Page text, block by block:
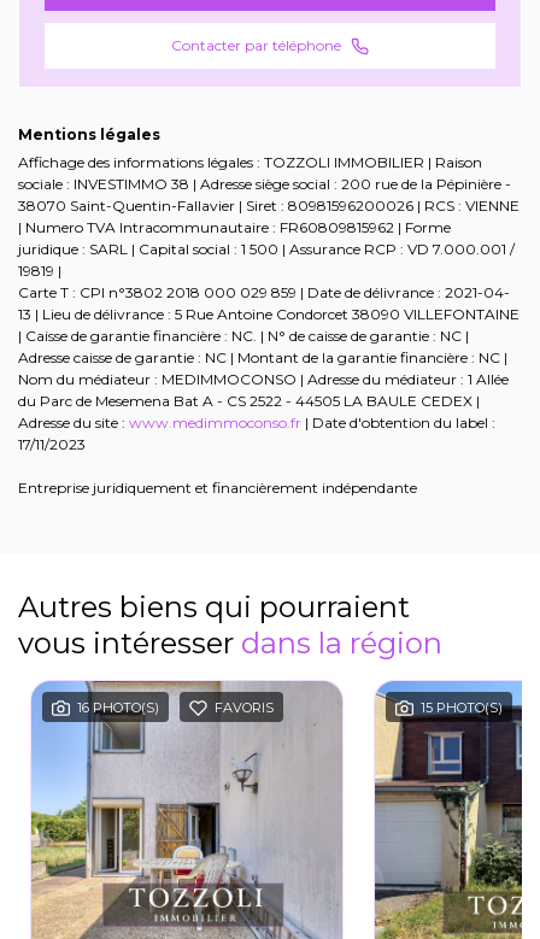
Contacter par téléphone
Mentions légales
Affichage des informations légales : TOZZOLI IMMOBILIER | Raison
sociale : INVESTIMMO 38 | Adresse siège social : 200 rue de la Pépinière -
38070 Saint-Quentin-Fallavier | Siret : 80981596200026 | RCS : VIENNE
| Numero TVA Intracommunautaire : FR60809815962 | Forme
juridique : SARL | Capital social : 1 500 | Assurance RCP : VD 7.000.001 /
19819 |
Carte T : CPI n°3802 2018 000 029 859 | Date de délivrance : 2021-04-
13 | Lieu de délivrance : 5 Rue Antoine Condorcet 38090 VILLEFONTAINE
| Caisse de garantie financière : NC. | N° de caisse de garantie : NC |
Adresse caisse de garantie : NC | Montant de la garantie financière : NC |
Nom du médiateur : MEDIMMOCONSO | Adresse du médiateur : 1 Allée
du Parc de Mesemena Bat A - CS 2522 - 44505 LA BAULE CEDEX |
Adresse du site : www.medimmoconso.fr | Date d'obtention du label :
17/11/2023
Entreprise juridiquement et financièrement indépendante
Autres biens qui pourraient
vous intéresser dans la région
16 PHOTO(S) FAVORIS 15 PHOTO(S)